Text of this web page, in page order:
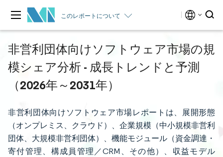
このレポートについて
非営利団体向けソフトウェア市場の規
模シェア分析 - 成長トレンドと予測
（2026年～2031年）
非営利団体向けソフトウェア市場レポートは、展開形態
（オンプレミス、クラウド）、企業規模（中小規模非営利
団体、大規模非営利団体）、機能モジュール（資金調達・
寄付管理、構成員管理／CRM、その他）、収益モデル